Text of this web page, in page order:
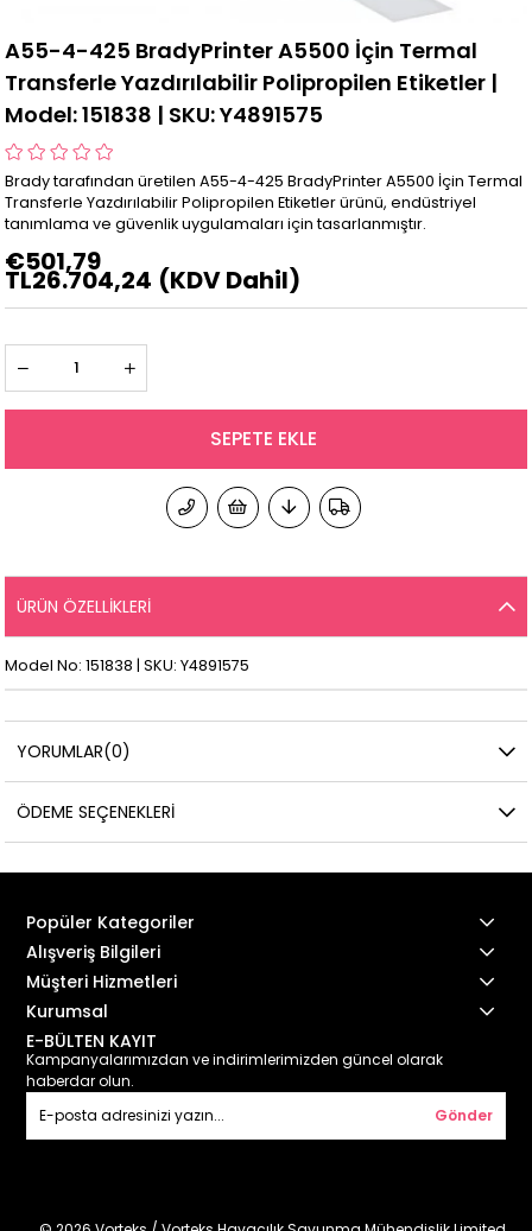
A55-4-425 BradyPrinter A5500 İçin Termal
Transferle Yazdırılabilir Polipropilen Etiketler |
Model: 151838 | SKU: Y4891575
Brady tarafından üretilen A55-4-425 BradyPrinter A5500 İçin Termal
Transferle Yazdırılabilir Polipropilen Etiketler ürünü, endüstriyel
tanımlama ve güvenlik uygulamaları için tasarlanmıştır.
€501,79
TL26.704,24 (KDV Dahil)
ÜRÜN ÖZELLIKLERI
Model No: 151838 | SKU: Y4891575
YORUMLAR(0)
ÖDEME SEÇENEKLERI
Popüler Kategoriler
Alışveriş Bilgileri
Müşteri Hizmetleri
Kurumsal
E-BÜLTEN KAYIT
Kampanyalarımızdan ve indirimlerimizden güncel olarak
haberdar olun.
Gönder